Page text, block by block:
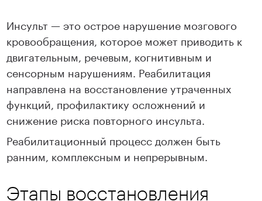
Инсульт — это острое нарушение мозгового
кровообращения, которое может приводить к
двигательным, речевым, когнитивным и
сенсорным нарушениям. Реабилитация
направлена на восстановление утраченных
функций, профилактику осложнений и
снижение риска повторного инсульта.
Реабилитационный процесс должен быть
ранним, комплексным и непрерывным.
Этапы восстановления